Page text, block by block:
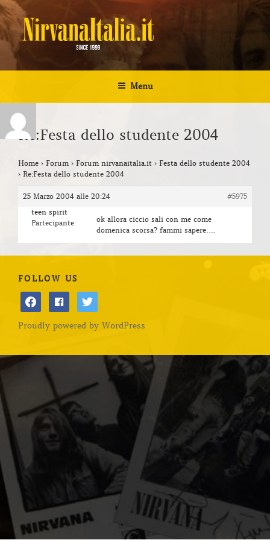
Salta
al
contenuto
NIRVANA ITALIA
Menu
Re:Festa dello studente 2004
Home › Forum › Forum nirvanaitalia.it › Festa dello studente 2004
› Re:Festa dello studente 2004
25 Marzo 2004 alle 20:24
#5975
teen spirit
Partecipante
ok allora ciccio sali con me come
domenica scorsa? fammi sapere….
FOLLOW US
facebookfacebooktwitter
Proudly powered by WordPress